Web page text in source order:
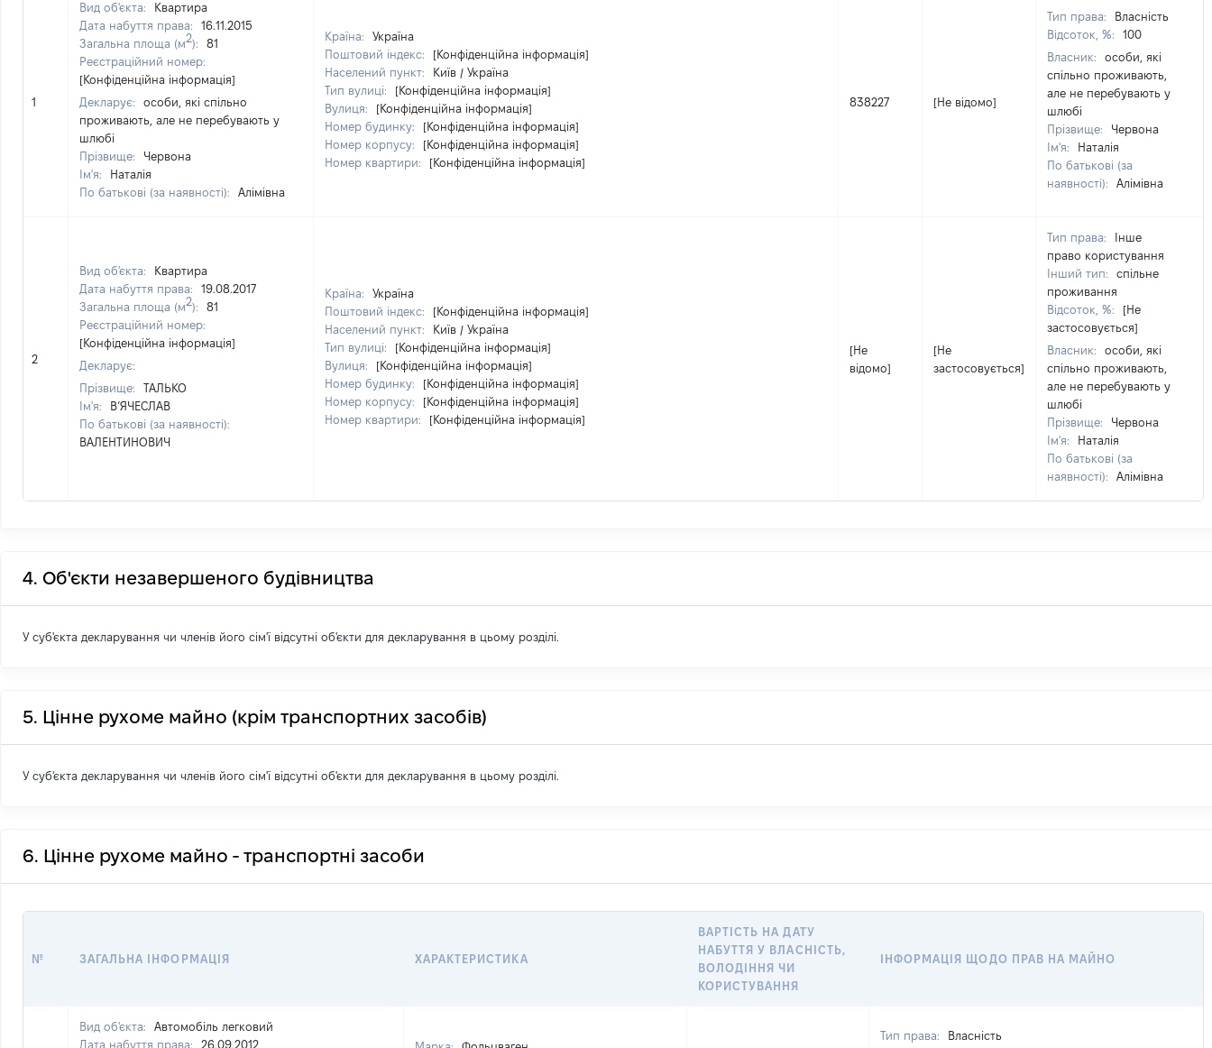
1
Вид об'єкта:
Квартира
Дата набуття права:
16.11.2015
Загальна площа (м2):
81
Реєстраційний номер:
[Конфіденційна інформація]
Декларує:
особи, які спільно
проживають, але не перебувають у
шлюбі
Прізвище:
Червона
Ім'я:
Наталія
По батькові (за наявності):
Алімівна
Країна:
Україна
Поштовий індекс:
[Конфіденційна інформація]
Населений пункт:
Київ / Україна
Тип вулиці:
[Конфіденційна інформація]
Вулиця:
[Конфіденційна інформація]
Номер будинку:
[Конфіденційна інформація]
Номер корпусу:
[Конфіденційна інформація]
Номер квартири:
[Конфіденційна інформація]
838227 [Не відомо]
Тип права:
Власність
Відсоток, %:
100
Власник:
особи, які
спільно проживають,
але не перебувають у
шлюбі
Прізвище:
Червона
Ім'я:
Наталія
По батькові (за
наявності):
Алімівна
2
Вид об'єкта:
Квартира
Дата набуття права:
19.08.2017
Загальна площа (м2):
81
Реєстраційний номер:
[Конфіденційна інформація]
Декларує:
Прізвище:
ТАЛЬКО
Ім'я:
В’ЯЧЕСЛАВ
По батькові (за наявності):
ВАЛЕНТИНОВИЧ
Країна:
Україна
Поштовий індекс:
[Конфіденційна інформація]
Населений пункт:
Київ / Україна
Тип вулиці:
[Конфіденційна інформація]
Вулиця:
[Конфіденційна інформація]
Номер будинку:
[Конфіденційна інформація]
Номер корпусу:
[Конфіденційна інформація]
Номер квартири:
[Конфіденційна інформація]
[Не
відомо]
[Не
застосовується]
Тип права:
Інше
право користування
Інший тип:
спільне
проживання
Відсоток, %:
[Не
застосовується]
Власник:
особи, які
спільно проживають,
але не перебувають у
шлюбі
Прізвище:
Червона
Ім'я:
Наталія
По батькові (за
наявності):
Алімівна
4. Об'єкти незавершеного будівництва
У суб'єкта декларування чи членів його сім'ї відсутні об'єкти для декларування в цьому розділі.
5. Цінне рухоме майно (крім транспортних засобів)
У суб'єкта декларування чи членів його сім'ї відсутні об'єкти для декларування в цьому розділі.
6. Цінне рухоме майно - транспортні засоби
№ ЗАГАЛЬНА ІНФОРМАЦІЯ ХАРАКТЕРИСТИКА
ВАРТІСТЬ НА ДАТУ
НАБУТТЯ У ВЛАСНІСТЬ,
ВОЛОДІННЯ ЧИ
КОРИСТУВАННЯ
ІНФОРМАЦІЯ ЩОДО ПРАВ НА МАЙНО
Вид об'єкта:
Автомобіль легковий
Дата набуття права:
26.09.2012
Тип права: Власність